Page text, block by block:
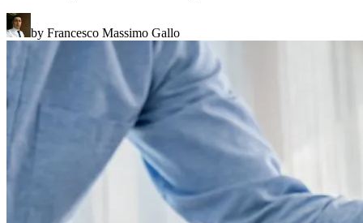
by Francesco Massimo Gallo